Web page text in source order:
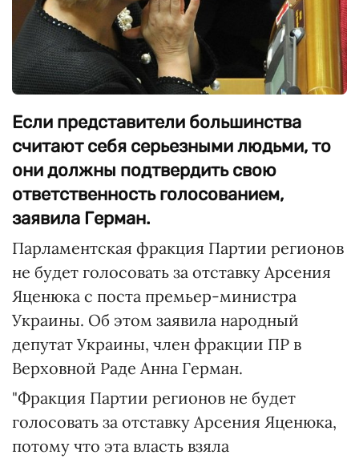
Если представители большинства
считают себя серьезными людьми, то
они должны подтвердить свою
ответственность голосованием,
заявила Герман.
Парламентская фракция Партии регионов
не будет голосовать за отставку Арсения
Яценюка с поста премьер-министра
Украины. Об этом заявила народный
депутат Украины, член фракции ПР в
Верховной Раде Анна Герман.
"Фракция Партии регионов не будет
голосовать за отставку Арсения Яценюка,
потому что эта власть взяла